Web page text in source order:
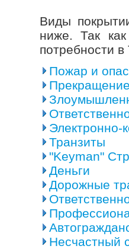
Виды
ниже. Так
потребности
Пожар и
Электронно-
Транзиты
"Keyman"
Деньги
Дорожные
Несчастный